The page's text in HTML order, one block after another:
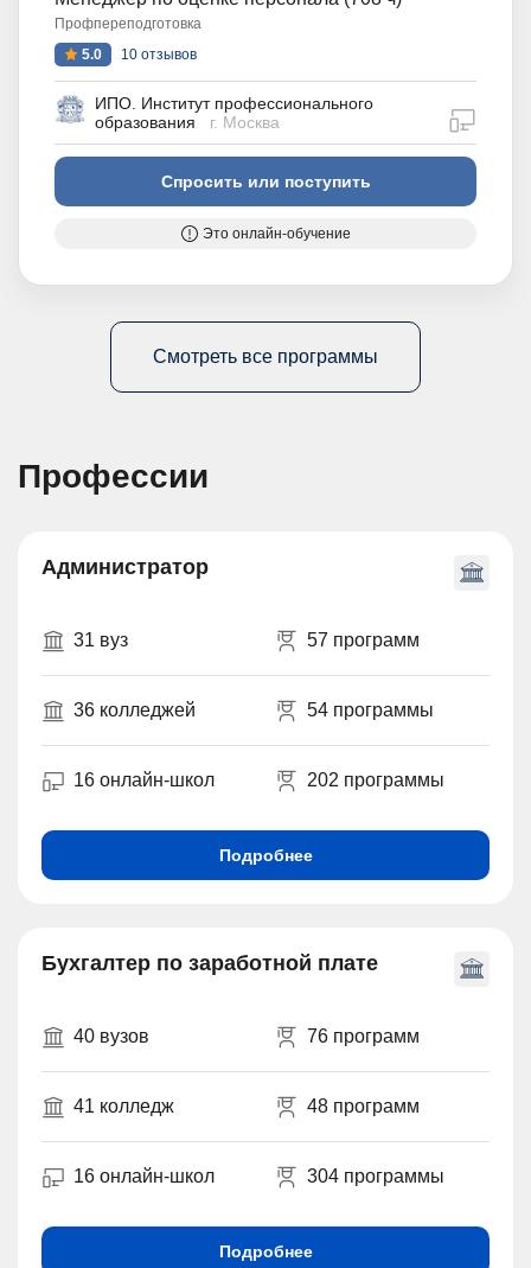
Профпереподготовка
5.0
10 отзывов
ИПО. Институт профессионального
образования
г. Москва
Спросить или поступить
Это онлайн-обучение
Смотреть все программы
Профессии
Администратор
31 вуз 57 программ
36 колледжей 54 программы
16 онлайн-школ 202 программы
Подробнее
Бухгалтер по заработной плате
40 вузов 76 программ
41 колледж 48 программ
16 онлайн-школ 304 программы
Подробнее